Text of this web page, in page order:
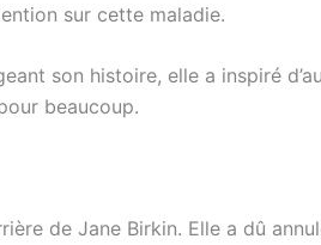
sur cette maladie.
son histoire, elle a inspiré
beaucoup.
de Jane Birkin. Elle a dû